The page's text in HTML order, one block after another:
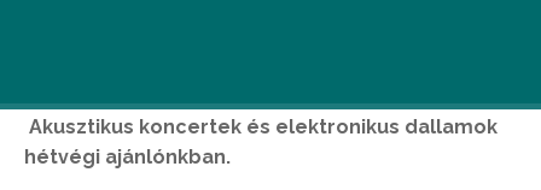
Akusztikus koncertek és elektronikus dallamok
hétvégi ajánlónkban.